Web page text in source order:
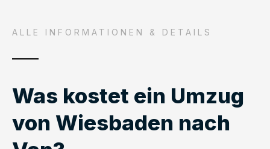
ALLE INFORMATIONEN & DETAILS
Was kostet ein Umzug
von Wiesbaden nach